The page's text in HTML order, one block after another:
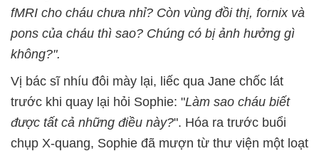
fMRI cho cháu chưa nhỉ? Còn vùng đồi thị, fornix và
pons của cháu thì sao? Chúng có bị ảnh hưởng gì
không?".
Vị bác sĩ nhíu đôi mày lại, liếc qua Jane chốc lát
trước khi quay lại hỏi Sophie: "Làm sao cháu biết
được tất cả những điều này?". Hóa ra trước buổi
chụp X-quang, Sophie đã mượn từ thư viện một loạt